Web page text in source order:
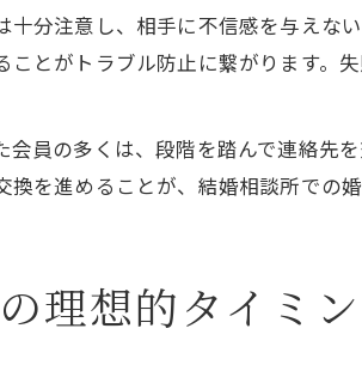
十分注意し、相手に不信感を与え
とがトラブル防止に繋がります。
員の多くは、段階を踏んで連絡先
を進めることが、結婚相談所での婚
理想的タイミ